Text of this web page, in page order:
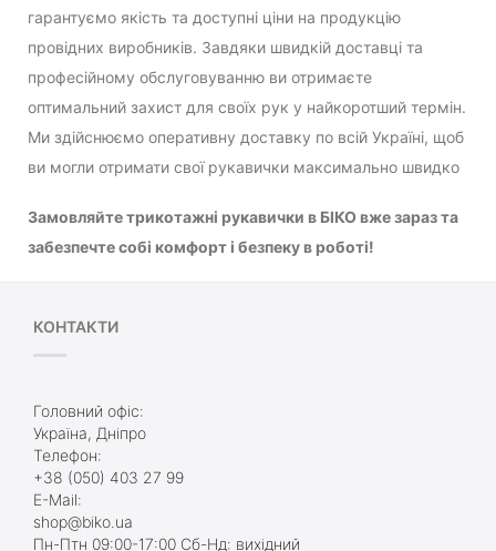
гарантуємо якість та доступні ціни на продукцію
провідних виробників. Завдяки швидкій доставці та
професійному обслуговуванню ви отримаєте
оптимальний захист для своїх рук у найкоротший термін.
Ми здійснюємо оперативну доставку по всій Україні, щоб
ви могли отримати свої рукавички максимально швидко
Замовляйте трикотажні рукавички в БІКО вже зараз та
забезпечте собі комфорт і безпеку в роботі!
КОНТАКТИ
Головний офіс:
Україна, Дніпро
Телефон:
+38 (050) 403 27 99
E-Mail:
shop@biko.ua
Пн-Птн 09:00-17:00 Сб-Нд: вихідний